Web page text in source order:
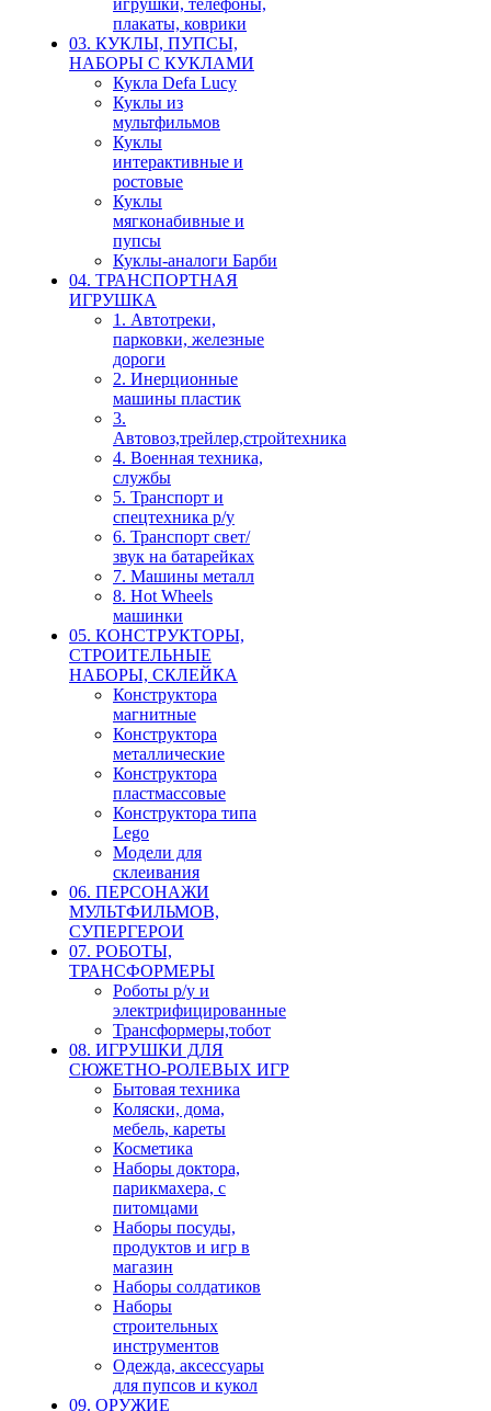
плакаты, коврики
03. КУКЛЫ, ПУПСЫ,
НАБОРЫ С КУКЛАМИ
Кукла Defa Lucy
Куклы из
мультфильмов
Куклы
интерактивные и
ростовые
Куклы
мягконабивные и
пупсы
Куклы-аналоги Барби
04. ТРАНСПОРТНАЯ
ИГРУШКА
1. Автотреки,
парковки, железные
дороги
2. Инерционные
машины пластик
3.
Автовоз,трейлер,стройтехника
4. Военная техника,
службы
5. Транспорт и
спецтехника р/у
6. Транспорт свет/
звук на батарейках
7. Машины металл
8. Hot Wheels
машинки
05. КОНСТРУКТОРЫ,
СТРОИТЕЛЬНЫЕ
НАБОРЫ, СКЛЕЙКА
Конструктора
магнитные
Конструктора
металлические
Конструктора
пластмассовые
Конструктора типа
Lego
Модели для
склеивания
06. ПЕРСОНАЖИ
МУЛЬТФИЛЬМОВ,
СУПЕРГЕРОИ
07. РОБОТЫ,
ТРАНСФОРМЕРЫ
Роботы р/у и
электрифицированные
Трансформеры,тобот
08. ИГРУШКИ ДЛЯ
СЮЖЕТНО-РОЛЕВЫХ ИГР
Бытовая техника
Коляски, дома,
мебель, кареты
Косметика
Наборы доктора,
парикмахера, с
питомцами
Наборы посуды,
продуктов и игр в
магазин
Наборы солдатиков
Наборы
строительных
инструментов
Одежда, аксессуары
для пупсов и кукол
09. ОРУЖИЕ